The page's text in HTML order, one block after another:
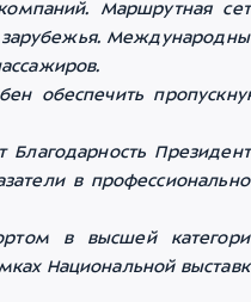
Маршрутная
зарубежья.
обеспечить
в
в высшей
Национальной